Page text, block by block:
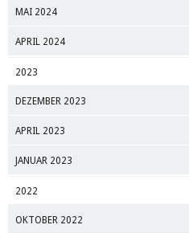
MAI 2024
APRIL 2024
2023
DEZEMBER 2023
APRIL 2023
JANUAR 2023
2022
OKTOBER 2022